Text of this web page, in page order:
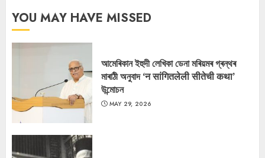
YOU MAY HAVE MISSED
আমেৰিকান ইহুদী লেখিকা ডেনা মৰিয়মৰ গ্ৰন্থৰ
মাৰাঠী অনুবাদ ‘न सांगितलेली सीतेची कथा’
উন্মোচন
MAY 29, 2026